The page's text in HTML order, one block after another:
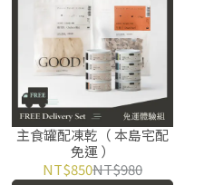
主食罐配凍乾（ 本島宅配
免運 ）
NT$850NT$980